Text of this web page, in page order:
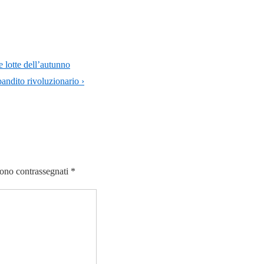
lotte dell’autunno
rivoluzionario ›
contrassegnati *